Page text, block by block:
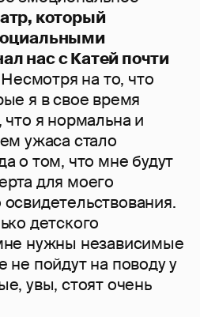
который
нас с Катей почти
Несмотря на то, что
я в свое время
я нормальна и
ужаса стало
о том, что мне будут
для моего
детского
нужны независимые
не пойдут на поводу у
увы, стоят очень